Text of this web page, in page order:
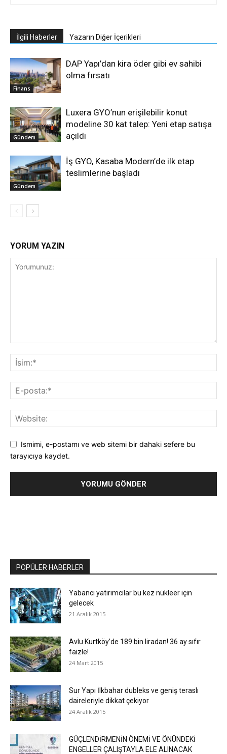
İlgili Haberler Yazarın Diğer İçerikleri
Finans
DAP Yapı’dan kira öder gibi ev sahibi
olma fırsatı
Gündem
Luxera GYO’nun erişilebilir konut
modeline 30 kat talep: Yeni etap satışa
açıldı
Gündem
İş GYO, Kasaba Modern’de ilk etap
teslimlerine başladı
YORUM YAZIN
Ismimi, e-postamı ve web sitemi bir dahaki sefere bu
tarayıcıya kaydet.
POPÜLER HABERLER
Yabancı yatırımcılar bu kez nükleer için
gelecek
21 Aralık 2015
Avlu Kurtköy’de 189 bin liradan! 36 ay sıfır
faizle!
24 Mart 2015
Sur Yapı İlkbahar dubleks ve geniş teraslı
daireleriyle dikkat çekiyor
24 Aralık 2015
GÜÇLENDİRMENİN ÖNEMİ VE ÖNÜNDEKİ
ENGELLER ÇALIŞTAYLA ELE ALINACAK